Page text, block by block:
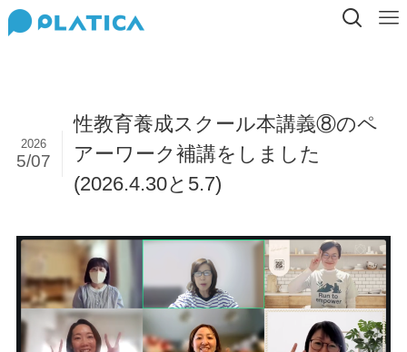
性教育養成スクール本講義⑧のペ
アーワーク補講をしました
(2026.4.30と5.7)
2026
5/07